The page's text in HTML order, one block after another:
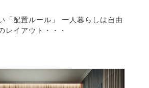
ル」 一人暮らしは自由
レイアウト・・・